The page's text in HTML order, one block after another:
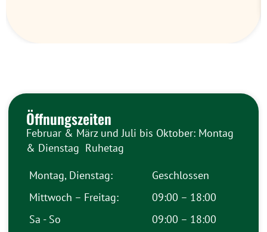
Öffnungszeiten
Februar & März und Juli bis Oktober: Montag
& Dienstag Ruhetag
Montag, Dienstag:
Geschlossen
Mittwoch – Freitag:
09:00 – 18:00
Sa - So
09:00 – 18:00